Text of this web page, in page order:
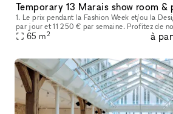
Temporary 13 Marais show room &
1. Le prix pendant la Fashion Week et/ou la
par jour et 11 250 € par semaine. Profitez de
idéal pour les showrooms de mode, les
65 m2 à